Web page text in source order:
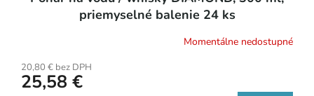
priemyselné balenie 24 ks
Momentálne nedostupné
20,80 € bez DPH
25,58 €